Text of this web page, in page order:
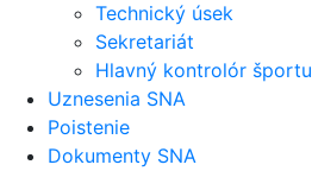
Technický úsek
Sekretariát
Hlavný kontrolór športu
Uznesenia SNA
Poistenie
Dokumenty SNA